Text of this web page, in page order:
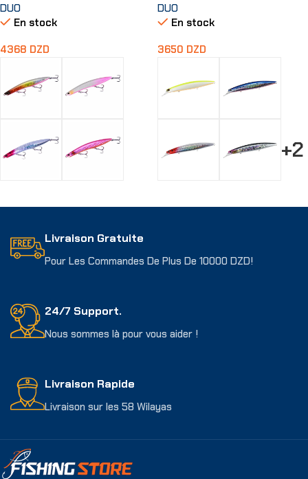
DUO
En stock
4368 DZD
DUO
En stock
3650 DZD
+2
Livraison Gratuite
Pour Les Commandes De Plus De 10000 DZD!
24/7 Support.
Nous sommes là pour vous aider !
Livraison Rapide
Livraison sur les 58 Wilayas